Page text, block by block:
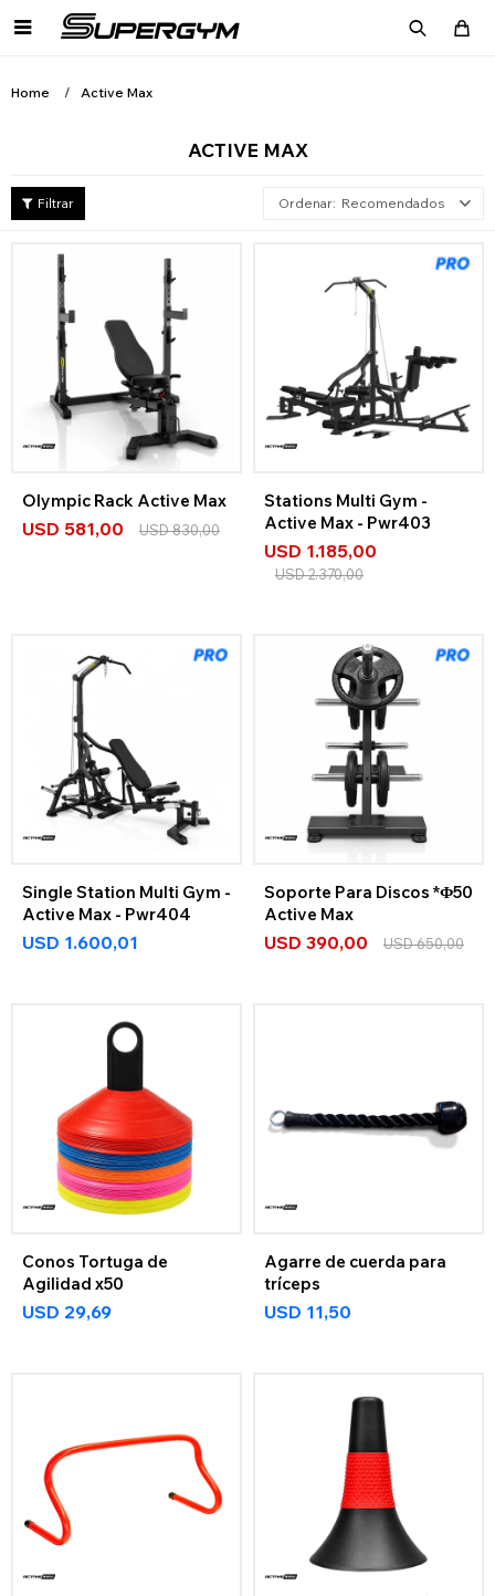

Home Active Max
ACTIVE MAX
Recomendados
Olympic Rack Active Max
USD 581,00 USD830,00
Stations Multi Gym -
Active Max - Pwr403
USD 1.185,00
USD2.370,00
Single Station Multi Gym -
Active Max - Pwr404
USD 1.600,01
Soporte Para Discos *Φ50
Active Max
USD 390,00 USD650,00
Conos Tortuga de
Agilidad x50
USD 29,69
Agarre de cuerda para
tríceps
USD 11,50